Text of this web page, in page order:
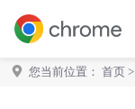
您当前位置： 首页 >